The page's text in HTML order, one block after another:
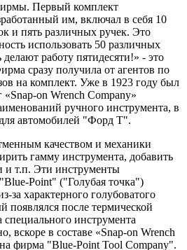
Первый комплект
им, включал в себя 10
и пять различных ручек. Это
использовать 50 различных
работу пятидесяти!» - это
сразу получила от агентов по
на комплект. Уже в 1923 году был
on Wrench Company»
ручного инструмента, в
автомобилей "Форд Т".
качеством и механики
гамму инструмента, добавить
и т.п. Эти инструменты
Point" ("Голубая точка")
за характерного голубоватого
появлялся после термической
инструмента
вскоре в составе «Snap-on Wrench
фирма "Blue-Point Tool Company".